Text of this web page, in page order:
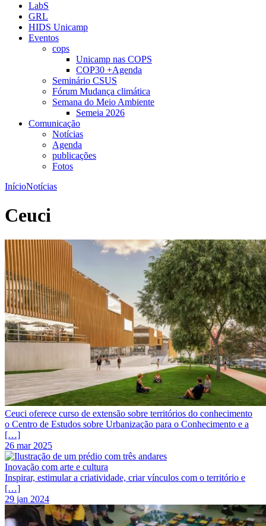
LabS
GRL
HIDS Unicamp
Eventos
cops
Unicamp nas COPS
COP30 +Agenda
Seminário CSUS
Fórum Mudança climática
Semana do Meio Ambiente
Semeia 2026
Comunicação
Notícias
Agenda
publicações
Fotos
InícioNotícias
Ceuci
Ceuci oferece curso de extensão sobre territórios do conhecimento
o Centro de Estudos sobre Urbanização para o Conhecimento e a
[…]
26 mar 2025
Inovação com arte e cultura
Inspirar, estimular a criatividade, criar vínculos com o território e
[…]
29 jan 2024